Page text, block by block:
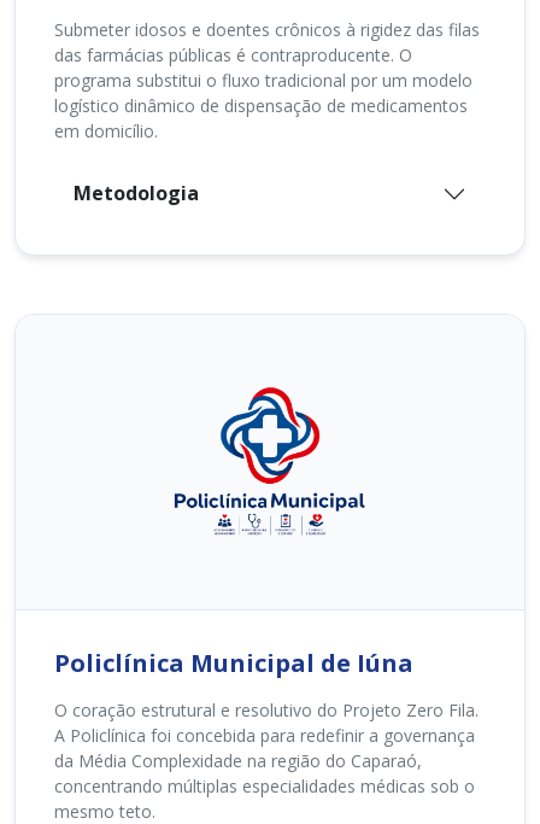
Submeter idosos e doentes crônicos à rigidez das filas
das farmácias públicas é contraproducente. O
programa substitui o fluxo tradicional por um modelo
logístico dinâmico de dispensação de medicamentos
em domicílio.
Metodologia
Policlínica Municipal de Iúna
O coração estrutural e resolutivo do Projeto Zero Fila.
A Policlínica foi concebida para redefinir a governança
da Média Complexidade na região do Caparaó,
concentrando múltiplas especialidades médicas sob o
mesmo teto.